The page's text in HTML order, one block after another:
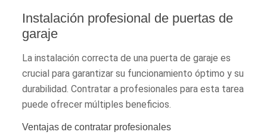
Instalación profesional de puertas de
garaje
La instalación correcta de una puerta de garaje es
crucial para garantizar su funcionamiento óptimo y su
durabilidad. Contratar a profesionales para esta tarea
puede ofrecer múltiples beneficios.
Ventajas de contratar profesionales